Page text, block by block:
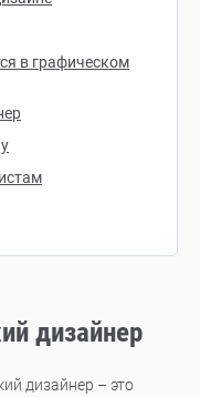
в графическом
дизайнер
дизайнер – это